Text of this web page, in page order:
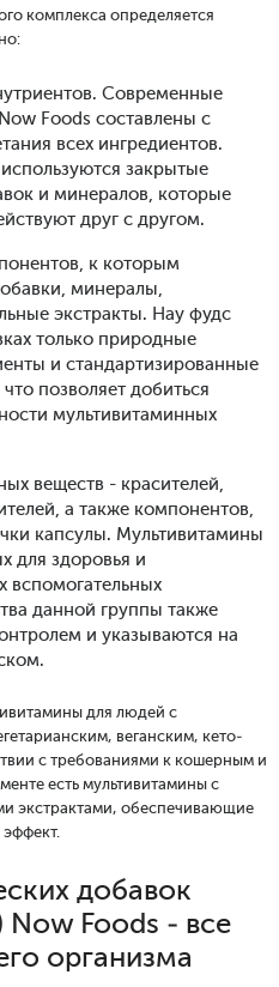
комплекса определяется
Современные
Foods составлены с
всех ингредиентов.
закрытые
и минералов, которые
друг с другом.
к которым
минералы,
экстракты. Нау фудс
только природные
и стандартизированные
позволяет добиться
мультивитаминных
веществ - красителей,
а также компонентов,
капсулы. Мультивитамины
для здоровья и
вспомогательных
данной группы также
и указываются на
для людей с
веганским, кето-
с требованиями к кошерным и
есть мультивитамины с
экстрактами, обеспечивающие
добавок
Foods - все
организма